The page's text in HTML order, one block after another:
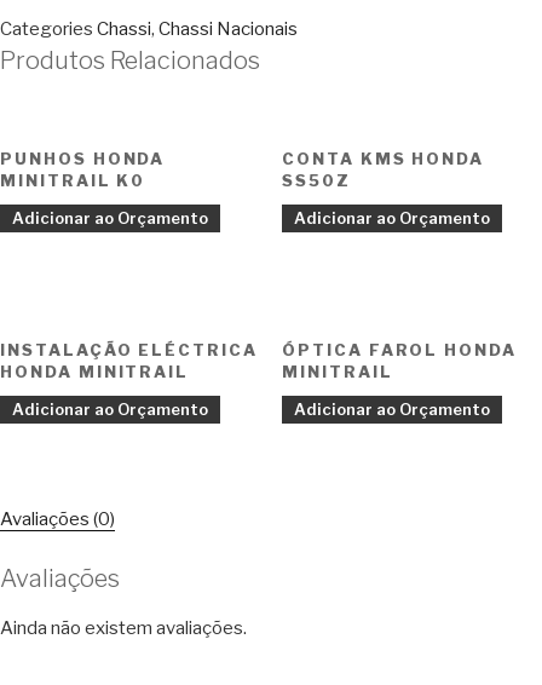
Categories Chassi, Chassi Nacionais
Produtos Relacionados
PUNHOS HONDA
MINITRAIL K0
Adicionar ao Orçamento
CONTA KMS HONDA
SS50Z
Adicionar ao Orçamento
INSTALAÇÃO ELÉCTRICA
HONDA MINITRAIL
Adicionar ao Orçamento
ÓPTICA FAROL HONDA
MINITRAIL
Adicionar ao Orçamento
Avaliações (0)
Avaliações
Ainda não existem avaliações.